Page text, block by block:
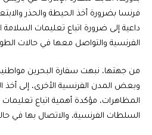
فرنسا بضرورة أخذ الحيطة والحذر
داعية إلى ضرورة اتباع تعليمات
الفرنسية والتواصل معها في حالات
من جهتها، نبهت سفارة البحرين
وبعض المدن الفرنسية الأخرى، إلى أخذ
المظاهرات، مؤكدة أهمية اتباع
السلطات الفرنسية، والاتصال بها في